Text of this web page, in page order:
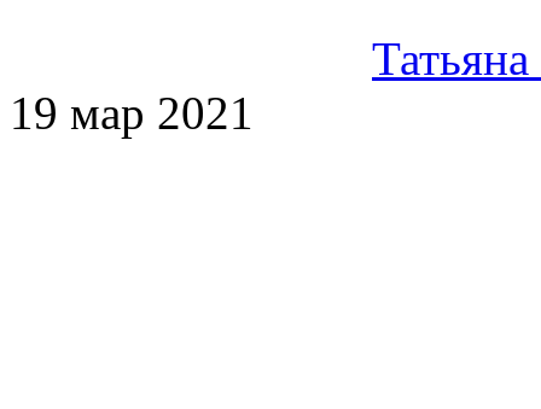
19 мар 2021